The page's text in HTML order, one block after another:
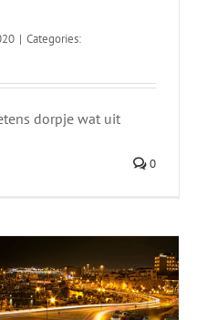
| Categories:
dorpje wat uit
0